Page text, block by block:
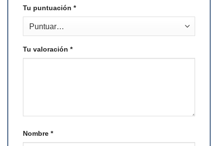
Tu puntuación *
Tu valoración *
Nombre *